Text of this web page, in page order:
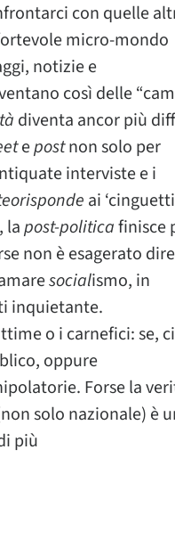
con quelle
micro-mondo
notizie e
così delle
diventa ancor più
epostnon solo per
interviste e i
ai
lapost-politicafinisce
non è esagerato
socialismo, in
inquietante.
o i carnefici: se,
oppure
Forse la
solo nazionale) è
più